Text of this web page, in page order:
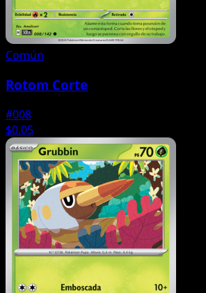
Común
Rotom Corte
#008
$0.05